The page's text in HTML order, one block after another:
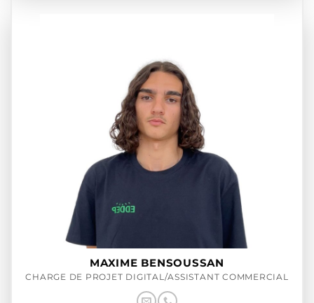
MAXIME BENSOUSSAN
CHARGE DE PROJET DIGITAL/ASSISTANT COMMERCIAL